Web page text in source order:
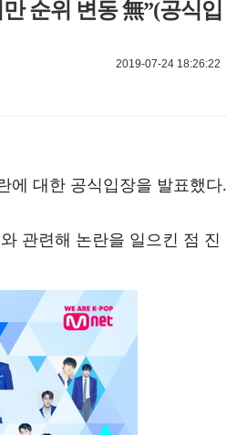
순위 변동 無”(공식입
2019-07-24 18:26:22
에 대한 공식입장을 발표했다.
관련해 논란을 일으킨 점 진